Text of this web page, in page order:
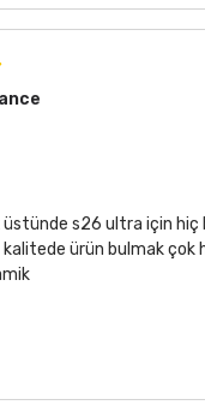
s26 ultra için hiç
kalitede ürün bulmak çok